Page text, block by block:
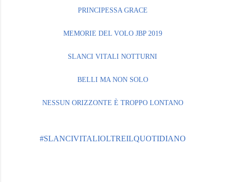
PRINCIPESSA GRACE
MEMORIE DEL VOLO JBP 2019
SLANCI VITALI NOTTURNI
BELLI MA NON SOLO
NESSUN ORIZZONTE È TROPPO LONTANO
#SLANCIVITALIOLTREILQUOTIDIANO